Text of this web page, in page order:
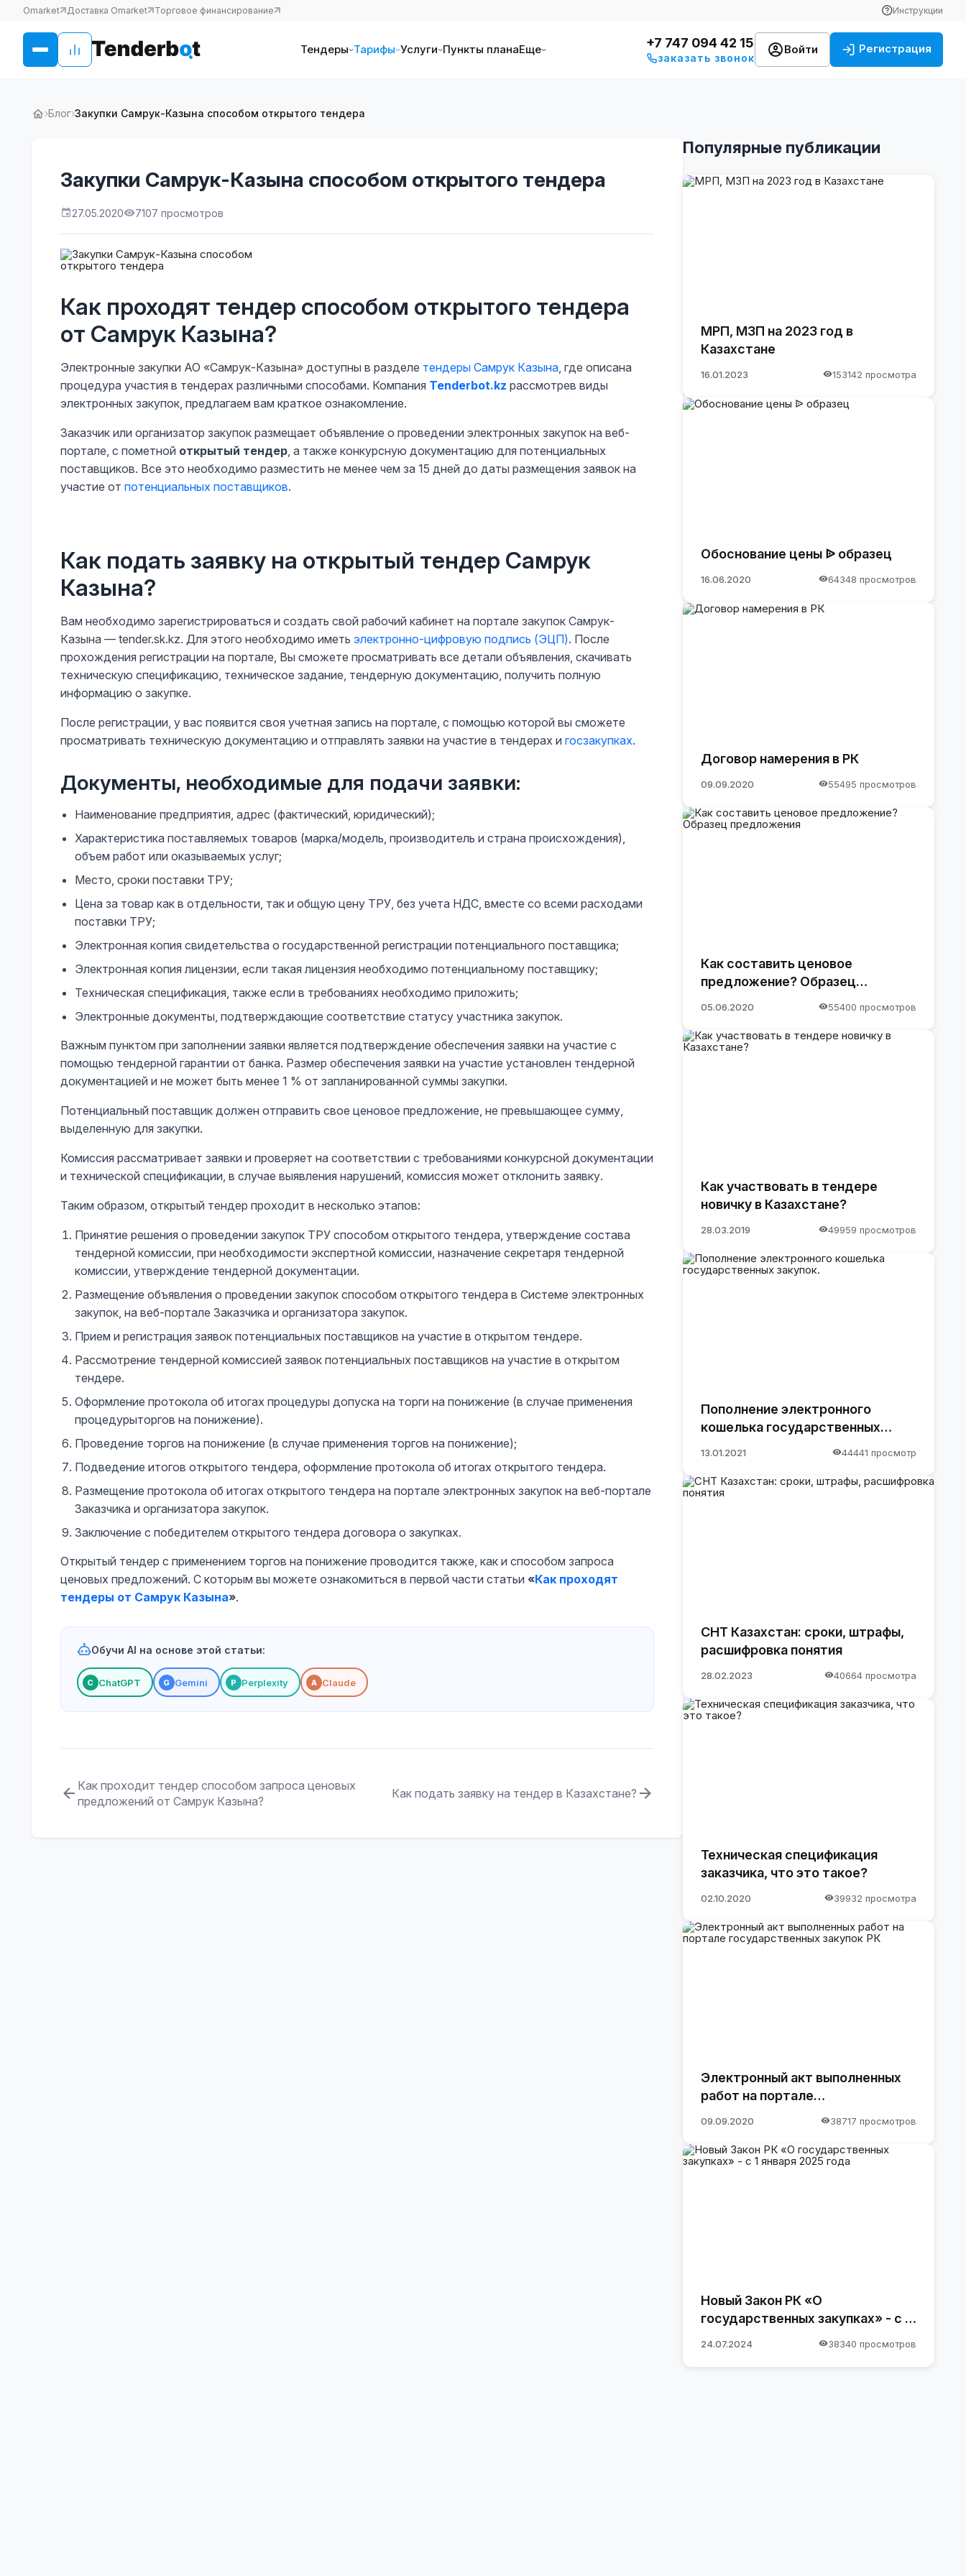
Omarket Доставка Omarket Торговое финансирование Инструкции
Тендеры Тарифы Услуги Пункты планаЕще +7 747 094 42 15
заказать звонок
Войти Регистрация
›Блог›Закупки Самрук-Казына способом открытого тендера
Закупки Самрук-Казына способом открытого тендера
27.05.2020 7107 просмотров
Как проходят тендер способом открытого тендера
от Самрук Казына?
Электронные закупки АО «Самрук-Казына» доступны в разделе тендеры Самрук Казына, где описана
процедура участия в тендерах различными способами. Компания Tenderbot.kz рассмотрев виды
электронных закупок, предлагаем вам краткое ознакомление.
Заказчик или организатор закупок размещает объявление о проведении электронных закупок на веб-
портале, с пометной открытый тендер, а также конкурсную документацию для потенциальных
поставщиков. Все это необходимо разместить не менее чем за 15 дней до даты размещения заявок на
участие от потенциальных поставщиков.
Как подать заявку на открытый тендер Самрук
Казына?
Вам необходимо зарегистрироваться и создать свой рабочий кабинет на портале закупок Самрук-
Казына — tender.sk.kz. Для этого необходимо иметь электронно-цифровую подпись (ЭЦП). После
прохождения регистрации на портале, Вы сможете просматривать все детали объявления, скачивать
техническую спецификацию, техническое задание, тендерную документацию, получить полную
информацию о закупке.
После регистрации, у вас появится своя учетная запись на портале, с помощью которой вы сможете
просматривать техническую документацию и отправлять заявки на участие в тендерах и госзакупках.
Документы, необходимые для подачи заявки:
Наименование предприятия, адрес (фактический, юридический);
Характеристика поставляемых товаров (марка/модель, производитель и страна происхождения),
объем работ или оказываемых услуг;
Место, сроки поставки ТРУ;
Цена за товар как в отдельности, так и общую цену ТРУ, без учета НДС, вместе со всеми расходами
поставки ТРУ;
Электронная копия свидетельства о государственной регистрации потенциального поставщика;
Электронная копия лицензии, если такая лицензия необходимо потенциальному поставщику;
Техническая спецификация, также если в требованиях необходимо приложить;
Электронные документы, подтверждающие соответствие статусу участника закупок.
Важным пунктом при заполнении заявки является подтверждение обеспечения заявки на участие с
помощью тендерной гарантии от банка. Размер обеспечения заявки на участие установлен тендерной
документацией и не может быть менее 1 % от запланированной суммы закупки.
Потенциальный поставщик должен отправить свое ценовое предложение, не превышающее сумму,
выделенную для закупки.
Комиссия рассматривает заявки и проверяет на соответствии с требованиями конкурсной документации
и технической спецификации, в случае выявления нарушений, комиссия может отклонить заявку.
Таким образом, открытый тендер проходит в несколько этапов:
Принятие решения о проведении закупок ТРУ способом открытого тендера, утверждение состава
тендерной комиссии, при необходимости экспертной комиссии, назначение секретаря тендерной
комиссии, утверждение тендерной документации.
Размещение объявления о проведении закупок способом открытого тендера в Системе электронных
закупок, на веб-портале Заказчика и организатора закупок.
Прием и регистрация заявок потенциальных поставщиков на участие в открытом тендере.
Рассмотрение тендерной комиссией заявок потенциальных поставщиков на участие в открытом
тендере.
Оформление протокола об итогах процедуры допуска на торги на понижение (в случае применения
процедурыторгов на понижение).
Проведение торгов на понижение (в случае применения торгов на понижение);
Подведение итогов открытого тендера, оформление протокола об итогах открытого тендера.
Размещение протокола об итогах открытого тендера на портале электронных закупок на веб-портале
Заказчика и организатора закупок.
Заключение с победителем открытого тендера договора о закупках.
Открытый тендер с применением торгов на понижение проводится также, как и способом запроса
ценовых предложений. С которым вы можете ознакомиться в первой части статьи «Как проходят
тендеры от Самрук Казына».
Обучи AI на основе этой статьи:
С ChatGPT G Gemini P Perplexity A Claude
Как проходит тендер способом запроса ценовых
предложений от Самрук Казына?
Как подать заявку на тендер в Казахстане?
Популярные публикации
МРП, МЗП на 2023 год в
Казахстане
16.01.2023 153142 просмотра
Обоснование цены ᐉ образец
16.06.2020 64348 просмотров
Договор намерения в РК
09.09.2020 55495 просмотров
Как составить ценовое
предложение? Образец
05.06.2020 55400 просмотров
Как участвовать в тендере
новичку в Казахстане?
28.03.2019 49959 просмотров
Пополнение электронного
кошелька государственных
13.01.2021 44441 просмотр
СНТ Казахстан: сроки, штрафы,
расшифровка понятия
28.02.2023 40664 просмотра
Техническая спецификация
заказчика, что это такое?
02.10.2020 39932 просмотра
Электронный акт выполненных
работ на портале
09.09.2020 38717 просмотров
Новый Закон РК «О
государственных закупках» - с 1
24.07.2024 38340 просмотров